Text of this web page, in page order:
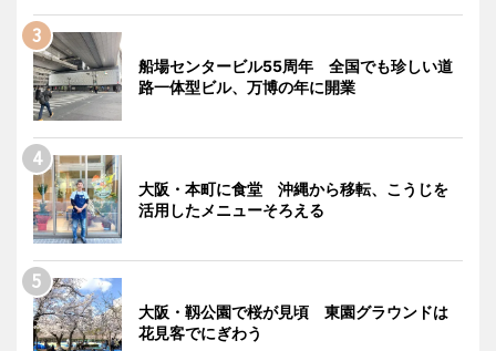
船場センタービル55周年 全国でも珍しい道
路一体型ビル、万博の年に開業
大阪・本町に食堂 沖縄から移転、こうじを
活用したメニューそろえる
大阪・靱公園で桜が見頃 東園グラウンドは
花見客でにぎわう